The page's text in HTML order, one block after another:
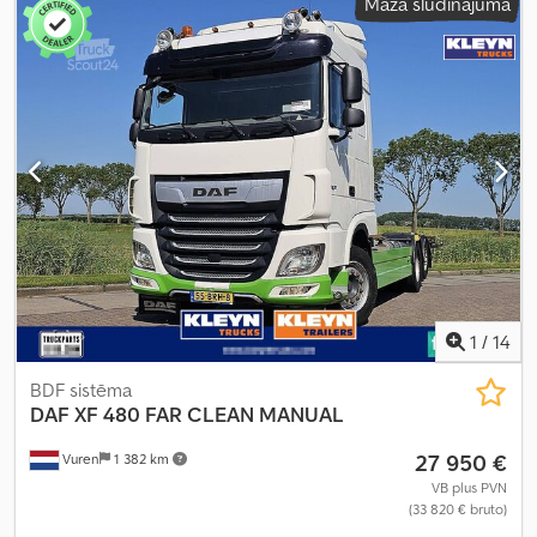
retardētājs , vadītāja kabīne:gulēšanas kabīne,
pārnesuma veids:automātisks, pārnesumu skaits:
, emisijas
klase:Euro 6 , piekares sistēma:tērauds-gaiss, kopējais garums:
, kopējais platums:2 550 mm , kopējais augstums:
, Ražošanas gads:2020 , Aprīkojums: ABS, Bluetooth, centrālā
atslēga, elektriskais logu regulators, elektriski regulējams
spogulis, gaisa kondicionēšana, kruīza kontrole, navigācijas
sistēma, retardētājs, stāvvietas gaisa kondicionieris, stāvvietas
sildītājs, sēdekļa apsilde, vilces kontroles sistēma,
1 / 14
Vuren 1 382 km
BDF sistēma
DAF XF 480 FAR CLEAN MANUAL
27 950 €
VB plus PVN
(33 820 € bruto)